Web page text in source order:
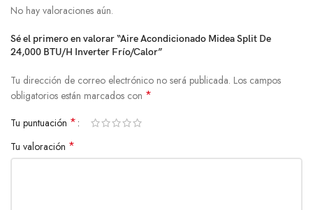
No hay valoraciones aún.
Sé el primero en valorar “Aire Acondicionado Midea Split De
24,000 BTU/H Inverter Frío/Calor”
Tu dirección de correo electrónico no será publicada. Los campos
obligatorios están marcados con *
Tu puntuación *
Tu valoración *